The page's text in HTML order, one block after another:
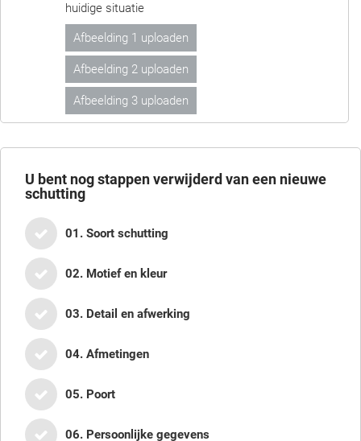
huidige situatie
Afbeelding 1 uploaden
Afbeelding 2 uploaden
Afbeelding 3 uploaden
U bent nogstappen verwijderd van een nieuwe
schutting
01. Soort schutting
02. Motief en kleur
03. Detail en afwerking
04. Afmetingen
05. Poort
06. Persoonlijke gegevens